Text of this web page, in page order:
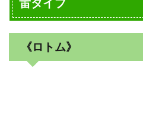
雷タイプ
《ロトム》